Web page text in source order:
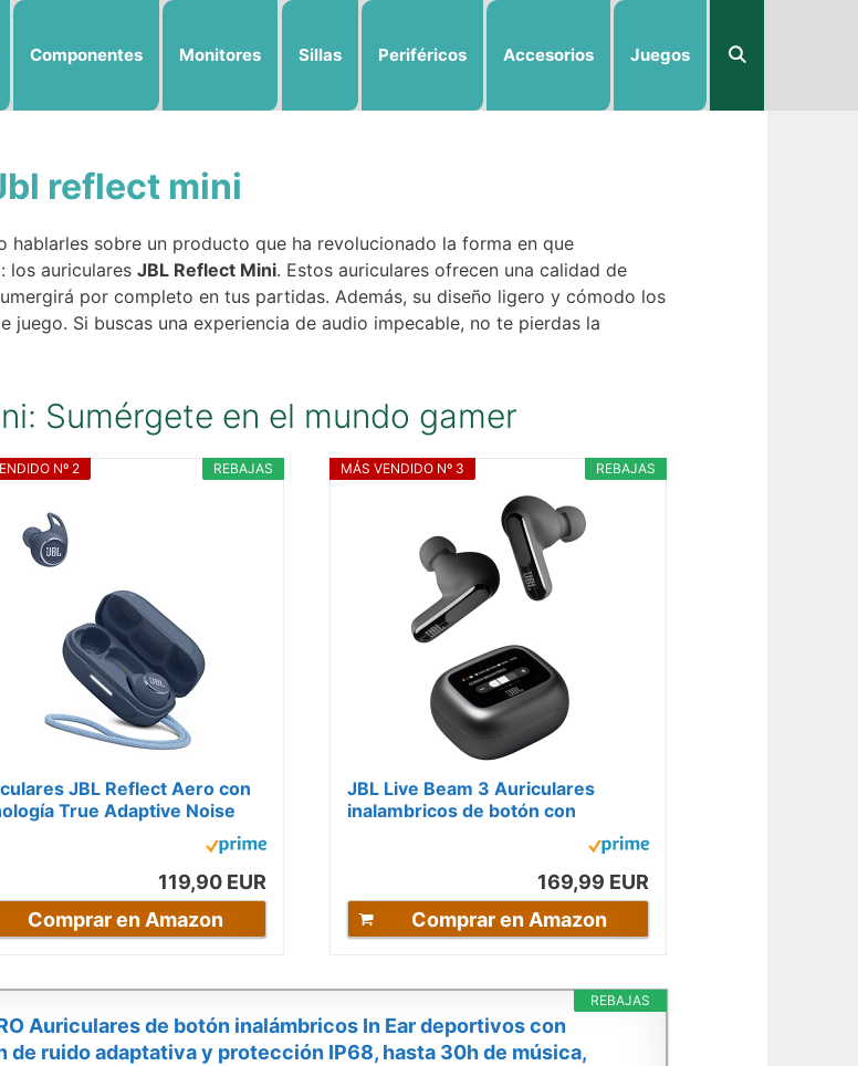
Componentes Monitores Sillas Periféricos Accesorios Juegos
reflect mini
hablarles sobre un producto que ha revolucionado la forma en que
los auriculares JBL Reflect Mini. Estos auriculares ofrecen una calidad de
por completo en tus partidas. Además, su diseño ligero y cómodo los
juego. Si buscas una experiencia de audio impecable, no te pierdas la
Sumérgete en el mundo gamer
REBAJAS
Nº 2
JBL Reflect Aero con
True Adaptive Noise
resistentes al agua,...
119,90 EUR
Comprar en Amazon
REBAJAS
MÁS VENDIDO Nº 3
JBL Live Beam 3 Auriculares
inalambricos de botón con
Almohadillas,True Wireless con
169,99 EUR
Comprar en Amazon
REBAJAS
Auriculares de botón inalámbricos In Ear deportivos con
de ruido adaptativa y protección IP68, hasta 30h de música,